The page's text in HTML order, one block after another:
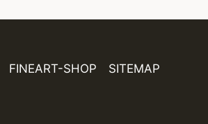
FINEART-SHOP
SITEMAP